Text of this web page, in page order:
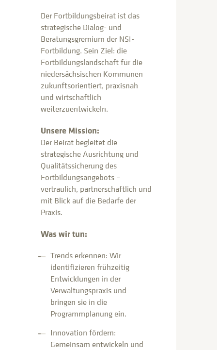
Der Fortbildungsbeirat ist das
strategische Dialog- und
Beratungsgremium der NSI-
Fortbildung. Sein Ziel: die
Fortbildungslandschaft für die
niedersächsischen Kommunen
zukunftsorientiert, praxisnah
und wirtschaftlich
weiterzuentwickeln.
Unsere Mission:
Der Beirat begleitet die
strategische Ausrichtung und
Qualitätssicherung des
Fortbildungsangebots –
vertraulich, partnerschaftlich und
mit Blick auf die Bedarfe der
Praxis.
Was wir tun:
Trends erkennen: Wir
identifizieren frühzeitig
Entwicklungen in der
Verwaltungspraxis und
bringen sie in die
Programmplanung ein.
Innovation fördern:
Gemeinsam entwickeln und